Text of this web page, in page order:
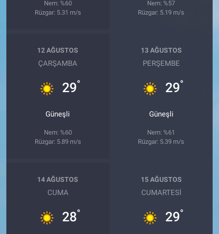
Nem: %60
Rüzgar: 5.31 m/s
Nem: %57
Rüzgar: 5.19 m/s
12 AĞUSTOS
ÇARŞAMBA
29°
Güneşli
Nem: %60
Rüzgar: 5.89 m/s
13 AĞUSTOS
PERŞEMBE
29°
Güneşli
Nem: %61
Rüzgar: 5.39 m/s
14 AĞUSTOS
CUMA
28°
15 AĞUSTOS
CUMARTESI
29°